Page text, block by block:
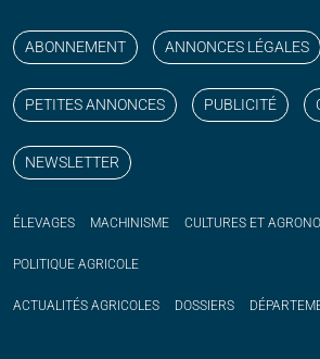
ABONNEMENT ANNONCES LÉGALES
PETITES ANNONCES PUBLICITÉ
NEWSLETTER
ÉLEVAGES MACHINISME CULTURES ET
POLITIQUE AGRICOLE
ACTUALITÉS AGRICOLES DOSSIERS